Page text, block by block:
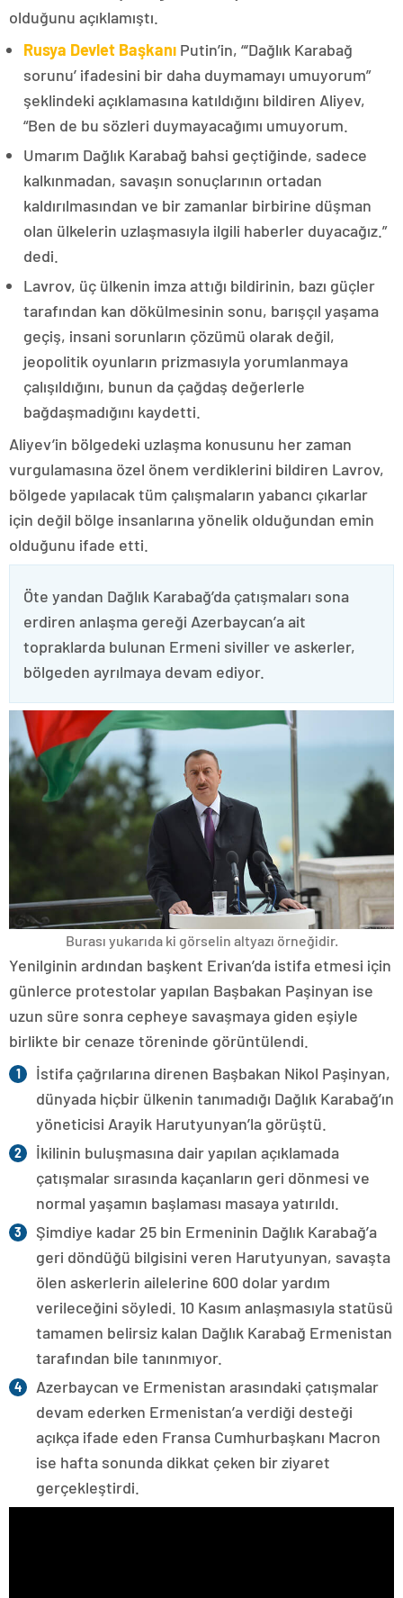
olduğunu açıklamıştı.
Rusya Devlet Başkanı Putin’in, “‘Dağlık Karabağ
sorunu’ ifadesini bir daha duymamayı umuyorum”
şeklindeki açıklamasına katıldığını bildiren Aliyev,
“Ben de bu sözleri duymayacağımı umuyorum.
Umarım Dağlık Karabağ bahsi geçtiğinde, sadece
kalkınmadan, savaşın sonuçlarının ortadan
kaldırılmasından ve bir zamanlar birbirine düşman
olan ülkelerin uzlaşmasıyla ilgili haberler duyacağız.”
dedi.
Lavrov, üç ülkenin imza attığı bildirinin, bazı güçler
tarafından kan dökülmesinin sonu, barışçıl yaşama
geçiş, insani sorunların çözümü olarak değil,
jeopolitik oyunların prizmasıyla yorumlanmaya
çalışıldığını, bunun da çağdaş değerlerle
bağdaşmadığını kaydetti.
Aliyev’in bölgedeki uzlaşma konusunu her zaman
vurgulamasına özel önem verdiklerini bildiren Lavrov,
bölgede yapılacak tüm çalışmaların yabancı çıkarlar
için değil bölge insanlarına yönelik olduğundan emin
olduğunu ifade etti.
Öte yandan Dağlık Karabağ’da çatışmaları sona
erdiren anlaşma gereği Azerbaycan’a ait
topraklarda bulunan Ermeni siviller ve askerler,
bölgeden ayrılmaya devam ediyor.
Burası yukarıda ki görselin altyazı örneğidir.
Yenilginin ardından başkent Erivan’da istifa etmesi için
günlerce protestolar yapılan Başbakan Paşinyan ise
uzun süre sonra cepheye savaşmaya giden eşiyle
birlikte bir cenaze töreninde görüntülendi.
İstifa çağrılarına direnen Başbakan Nikol Paşinyan,
dünyada hiçbir ülkenin tanımadığı Dağlık Karabağ’ın
yöneticisi Arayik Harutyunyan’la görüştü.
İkilinin buluşmasına dair yapılan açıklamada
çatışmalar sırasında kaçanların geri dönmesi ve
normal yaşamın başlaması masaya yatırıldı.
Şimdiye kadar 25 bin Ermeninin Dağlık Karabağ’a
geri döndüğü bilgisini veren Harutyunyan, savaşta
ölen askerlerin ailelerine 600 dolar yardım
verileceğini söyledi. 10 Kasım anlaşmasıyla statüsü
tamamen belirsiz kalan Dağlık Karabağ Ermenistan
tarafından bile tanınmıyor.
Azerbaycan ve Ermenistan arasındaki çatışmalar
devam ederken Ermenistan’a verdiği desteği
açıkça ifade eden Fransa Cumhurbaşkanı Macron
ise hafta sonunda dikkat çeken bir ziyaret
gerçekleştirdi.